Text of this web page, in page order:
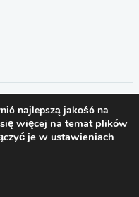
Krakowskiej. All
najlepszą jakość na
więcej na temat plików
je w ustawieniach